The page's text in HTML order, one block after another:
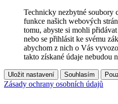
Technicky nezbytné soubory
funkce našich webových
tomu, abyste si mohli
nebo se přihlásit ke svému
abychom z nich o Vás
takto získané údaje nebudou
Uložit nastavení Souhlasím
Zásady ochrany osobních údajů